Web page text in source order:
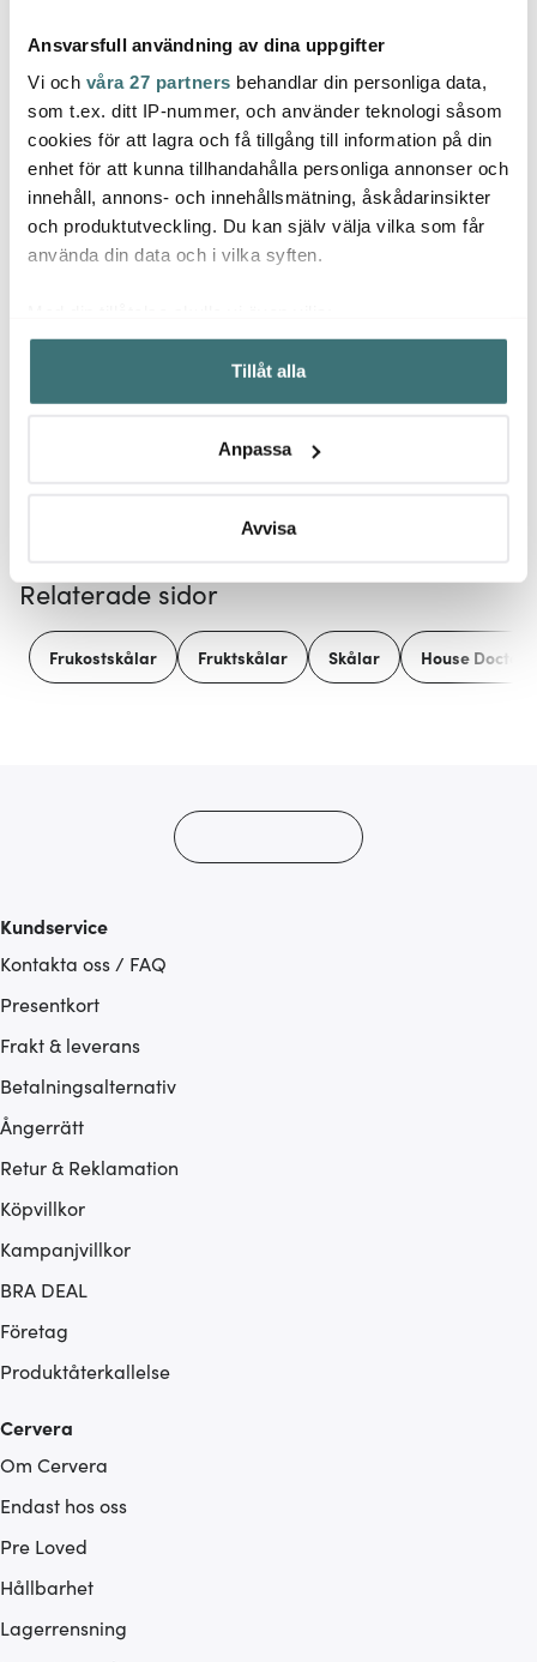
Ansvarsfull användning av dina uppgifter
Vi och våra 27 partners behandlar din personliga data,
som t.ex. ditt IP-nummer, och använder teknologi såsom
cookies för att lagra och få tillgång till information på din
enhet för att kunna tillhandahålla personliga annonser och
innehåll, annons- och innehållsmätning, åskådarinsikter
och produktutveckling. Du kan själv välja vilka som får
använda din data och i vilka syften.
Samla in information om din geografiska plats som
kan ha en noggrannhet på upp till flera meter
Identifiera din enhet genom att aktivt skanna den för
Ta reda på mer om hur dina personliga uppgifter
Du kan ändra eller dra tillbaka ditt samtycke när som
Vi använder cookies för att innehållet och annonserna
ska anpassas efter det som vi tror att du tycker om. Det
gör också att vi kan analysera vår trafik och göra
Tillåt alla
Anpassa
Avvisa
House Doctor
Diva förvaringslådor i
stengods 2-pack
grön/brun
429 kr
House Doctor
Pion Skål 19 cm
Svart/Brun
112 kr
Låt dig inspireras av våra kunder
Relaterade sidor
Frukostskålar Fruktskålar Skålar House Doctor
Kundservice
Kontakta oss / FAQ
Presentkort
Frakt & leverans
Betalningsalternativ
Ångerrätt
Retur & Reklamation
Köpvillkor
Kampanjvillkor
BRA DEAL
Företag
Produktåterkallelse
Cervera
Om Cervera
Endast hos oss
Pre Loved
Hållbarhet
Lagerrensning